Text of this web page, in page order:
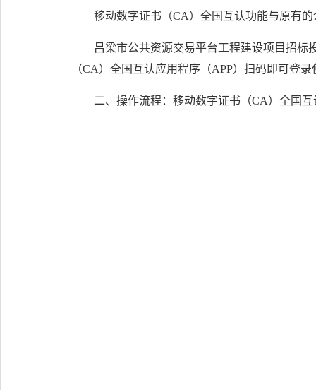
移动数字证书（CA）全国互认功能与原有
吕梁市公共资源交易平台工程建设项目招标
（CA）全国互认应用程序（APP）扫码即可登录
二、操作流程：移动数字证书（CA）全国互